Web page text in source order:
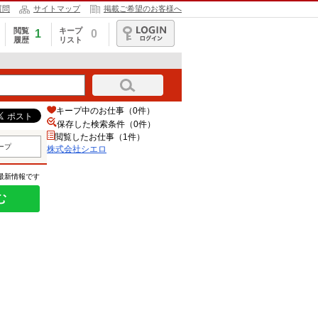
問 サイトマップ 掲載ご希望のお客様へ
閲覧
履歴
1
キープ
リスト
0
ログイン
プ
新情報です
キープ中のお仕事（0件）
保存した検索条件（0件）
閲覧したお仕事（1件）
株式会社シエロ